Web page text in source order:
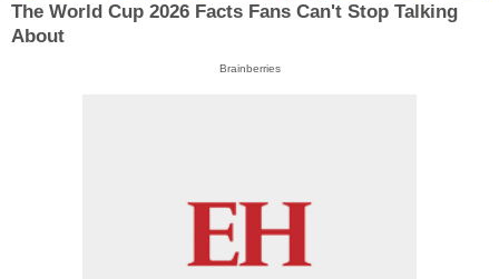
The World Cup 2026 Facts Fans Can't Stop Talking
About
Brainberries